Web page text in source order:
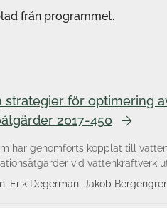
från programmet.
strategier för optimering
2017-450
har genomförts kopplat till
vid vattenkraftverk
Erik Degerman, Jakob